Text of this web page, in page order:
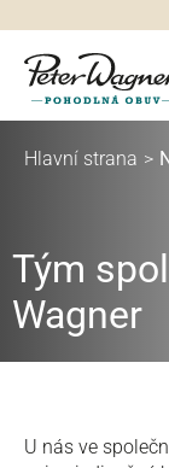
obsah
Hlavní strana >
Tým
Wagner
U nás ve